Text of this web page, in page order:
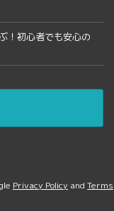
！初心者でも安心の
Privacy Policy and Terms